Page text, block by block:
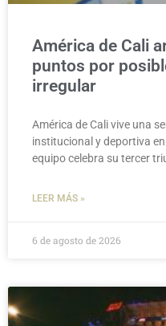
América de Cali
puntos por
irregular
América de Cali vive una
institucional y deportiva
equipo celebra su tercer
LEER MÁS »
6 de agosto de 2026